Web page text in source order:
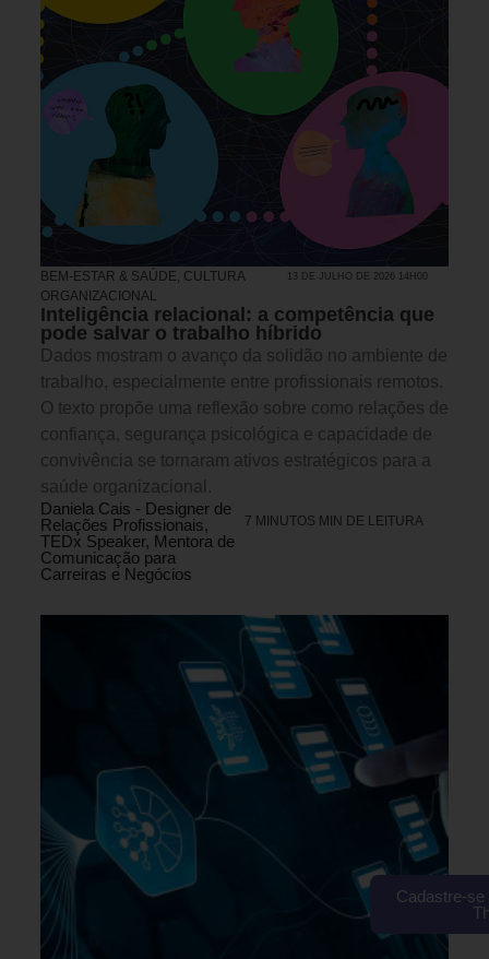
BEM-ESTAR & SAÚDE, CULTURA
ORGANIZACIONAL
13 DE JULHO DE 2026 14H00
Inteligência relacional: a competência que
pode salvar o trabalho híbrido
Dados mostram o avanço da solidão no ambiente de
trabalho, especialmente entre profissionais remotos.
O texto propõe uma reflexão sobre como relações de
confiança, segurança psicológica e capacidade de
convivência se tornaram ativos estratégicos para a
saúde organizacional.
Daniela Cais - Designer de
Relações Profissionais,
TEDx Speaker, Mentora de
Comunicação para
Carreiras e Negócios
7 MINUTOS MIN DE LEITURA
Cadastre-